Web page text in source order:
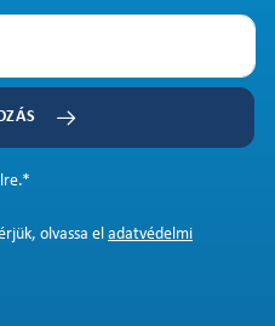
*
olvassa el adatvédelmi